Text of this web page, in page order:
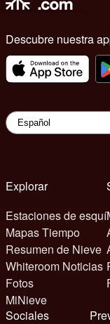
Descubre nuestra
Explorar
Estaciones de esquí
Mapas Tiempo
Resumen de Nieve
Whiteroom Noticias
Fotos
MiNieve
Sociales